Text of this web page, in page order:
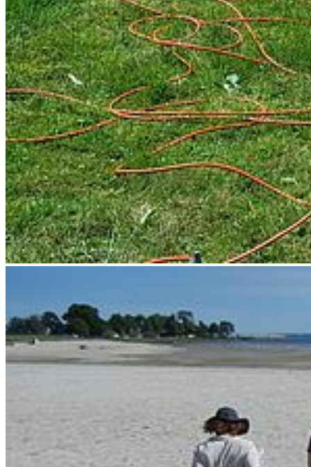
Hydrogeologie
Baugrundgeologie
Quartärgeologie
StrukturgeologieSedimentologie
Ein weiterer Fokus bilden Fragen aus der der Region Mecklenburg-
Vorpommern die in enger Verknüpfung zu den verschiedenen
Arbeitsgruppen bearbeitet werden, wie beispielsweise:
Unterstützung bei ingenieurgeologischen Fragestellungen
Bestimmung der Gründungstiefe von Bauwerken
Untersuchung der internen Strukturierung von Dünen oder
Strandwällen
Abbildung des Schichtenaufbaus einer eiszeitlichen Abfolge
die Untergrundstruktur in rutschungsgefährdeten Gebieten
Geothermie in NO-Deutschland
Instagram
LinkedIn
Facebook
YouTube
Uniapp